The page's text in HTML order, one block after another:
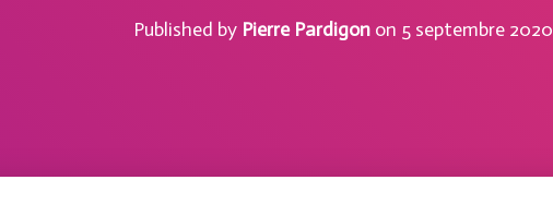
Published by Pierre Pardigon on 5 septembre 2020